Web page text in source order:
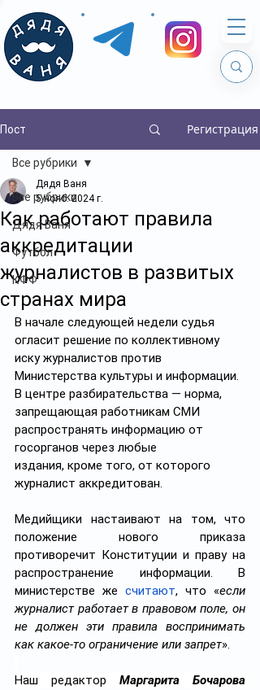
Пост Регистрация
Все рубрики
Дядя Ваня
Футбол
КФФ
Все рубрики
Как работают правила
аккредитации
журналистов в развитых
странах мира
Дядя Ваня
5 нояб. 2024 г.
В начале следующей недели судья
огласит решение по коллективному
иску журналистов против
Министерства культуры и информации.
В центре разбирательства — норма,
запрещающая работникам СМИ
распространять информацию от
госорганов через любые
издания, кроме того, от которого
журналист аккредитован.
Медийщики настаивают на том, что
положение нового приказа
противоречит Конституции и праву на
распространение информации. В
министерстве же считают, что «если
журналист работает в правовом поле, он
не должен эти правила воспринимать
как какое-то ограничение или запрет».
Наш редактор